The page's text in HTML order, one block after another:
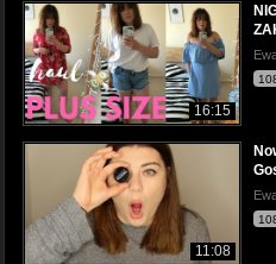
16:15
11:08